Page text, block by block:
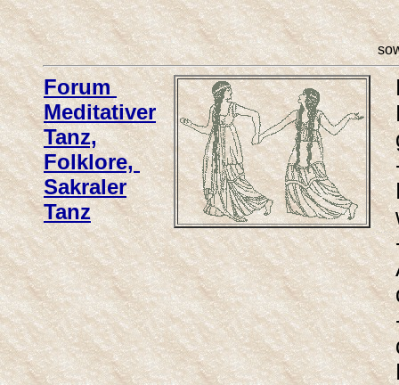
Forum
Meditativer
Tanz,
Folklore,
Sakraler
Tanz
........